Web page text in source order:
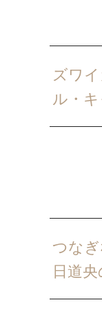
ズワ
ル・
つな
日道